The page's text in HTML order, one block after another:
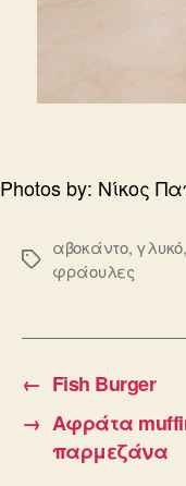
Photos by: Νίκος
Ετικέτες
αβοκάντο, γλυκό,
φράουλες
← Fish Burger
→ Αφράτα
παρμεζάνα